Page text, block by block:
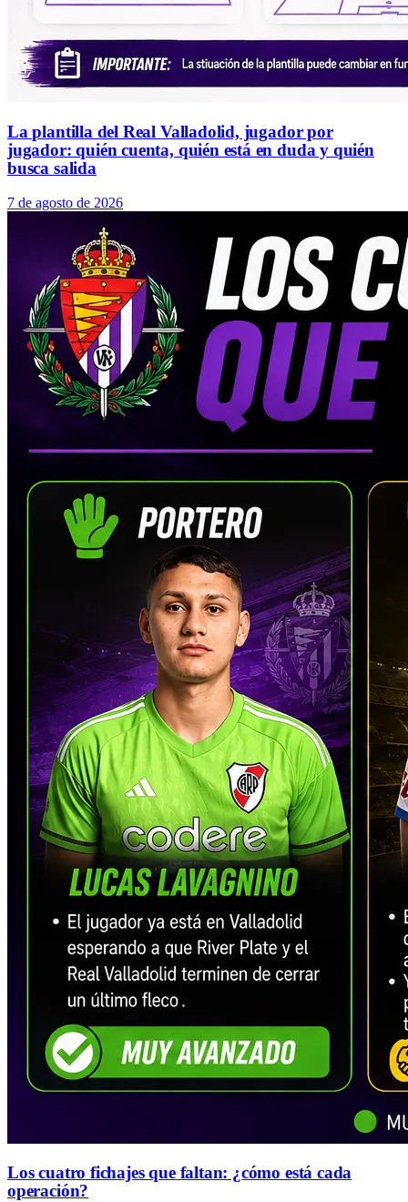
La plantilla del Real Valladolid, jugador por
jugador: quién cuenta, quién está en duda y quién
busca salida
7 de agosto de 2026
Los cuatro fichajes que faltan: ¿cómo está cada
operación?